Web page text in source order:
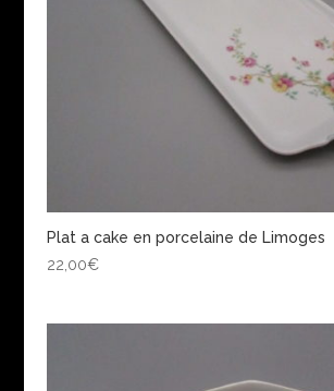
Plat a cake en porcelaine de Limoges
22,00€